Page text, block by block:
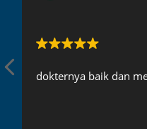
dokternya baik dan